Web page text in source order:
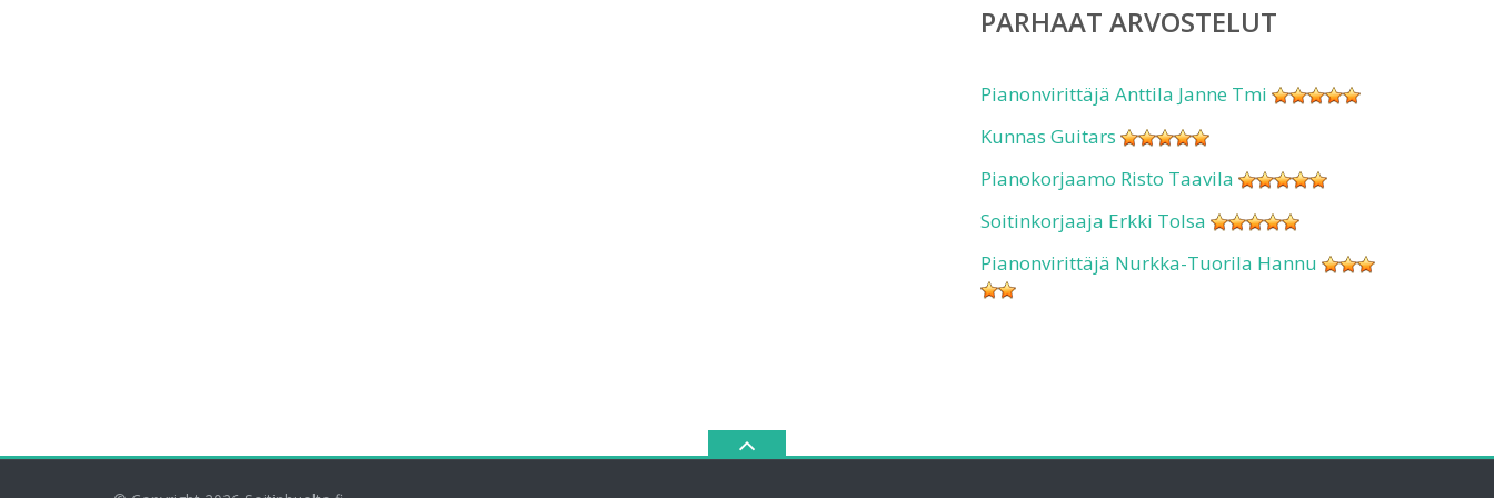
PARHAAT ARVOSTELUT
Pianonvirittäjä Anttila Janne Tmi
Kunnas Guitars
Pianokorjaamo Risto Taavila
Soitinkorjaaja Erkki Tolsa
Pianonvirittäjä Nurkka-Tuorila Hannu